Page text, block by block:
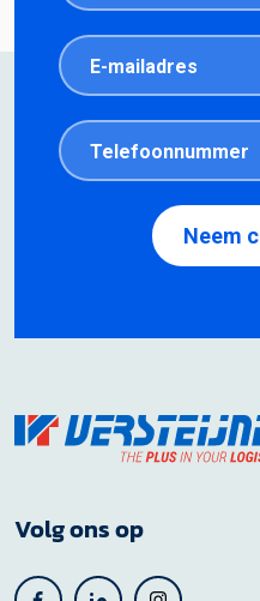
Volg ons op